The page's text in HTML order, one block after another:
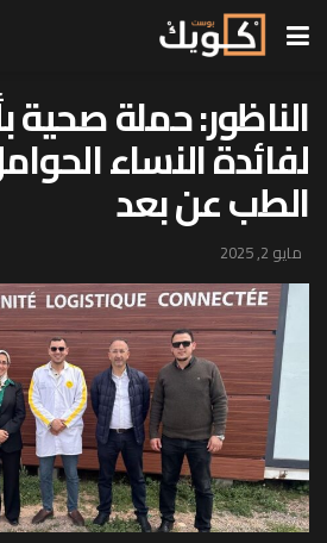
الناظور: حملة صحية
لفائدة النساء
الطب عن بعد
مايو 2, 2025